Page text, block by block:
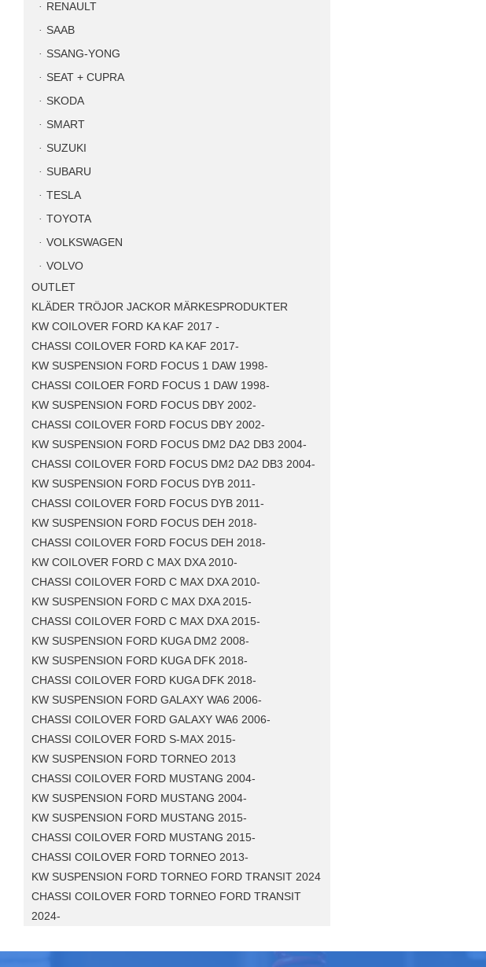
RENAULT
SAAB
SSANG-YONG
SEAT + CUPRA
SKODA
SMART
SUZUKI
SUBARU
TESLA
TOYOTA
VOLKSWAGEN
VOLVO
OUTLET
KLÄDER TRÖJOR JACKOR MÄRKESPRODUKTER
KW COILOVER FORD KA KAF 2017 -
CHASSI COILOVER FORD KA KAF 2017-
KW SUSPENSION FORD FOCUS 1 DAW 1998-
CHASSI COILOER FORD FOCUS 1 DAW 1998-
KW SUSPENSION FORD FOCUS DBY 2002-
CHASSI COILOVER FORD FOCUS DBY 2002-
KW SUSPENSION FORD FOCUS DM2 DA2 DB3 2004-
CHASSI COILOVER FORD FOCUS DM2 DA2 DB3 2004-
KW SUSPENSION FORD FOCUS DYB 2011-
CHASSI COILOVER FORD FOCUS DYB 2011-
KW SUSPENSION FORD FOCUS DEH 2018-
CHASSI COILOVER FORD FOCUS DEH 2018-
KW COILOVER FORD C MAX DXA 2010-
CHASSI COILOVER FORD C MAX DXA 2010-
KW SUSPENSION FORD C MAX DXA 2015-
CHASSI COILOVER FORD C MAX DXA 2015-
KW SUSPENSION FORD KUGA DM2 2008-
KW SUSPENSION FORD KUGA DFK 2018-
CHASSI COILOVER FORD KUGA DFK 2018-
KW SUSPENSION FORD GALAXY WA6 2006-
CHASSI COILOVER FORD GALAXY WA6 2006-
CHASSI COILOVER FORD S-MAX 2015-
KW SUSPENSION FORD TORNEO 2013
CHASSI COILOVER FORD MUSTANG 2004-
KW SUSPENSION FORD MUSTANG 2004-
KW SUSPENSION FORD MUSTANG 2015-
CHASSI COILOVER FORD MUSTANG 2015-
CHASSI COILOVER FORD TORNEO 2013-
KW SUSPENSION FORD TORNEO FORD TRANSIT 2024
CHASSI COILOVER FORD TORNEO FORD TRANSIT
2024-